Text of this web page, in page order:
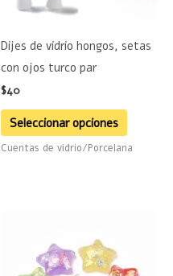
Dijes de vidrio hongos, setas
con ojos turco par
$40
Seleccionar opciones
pueden
página
Cuentas de vidrio/Porcelana
tiene